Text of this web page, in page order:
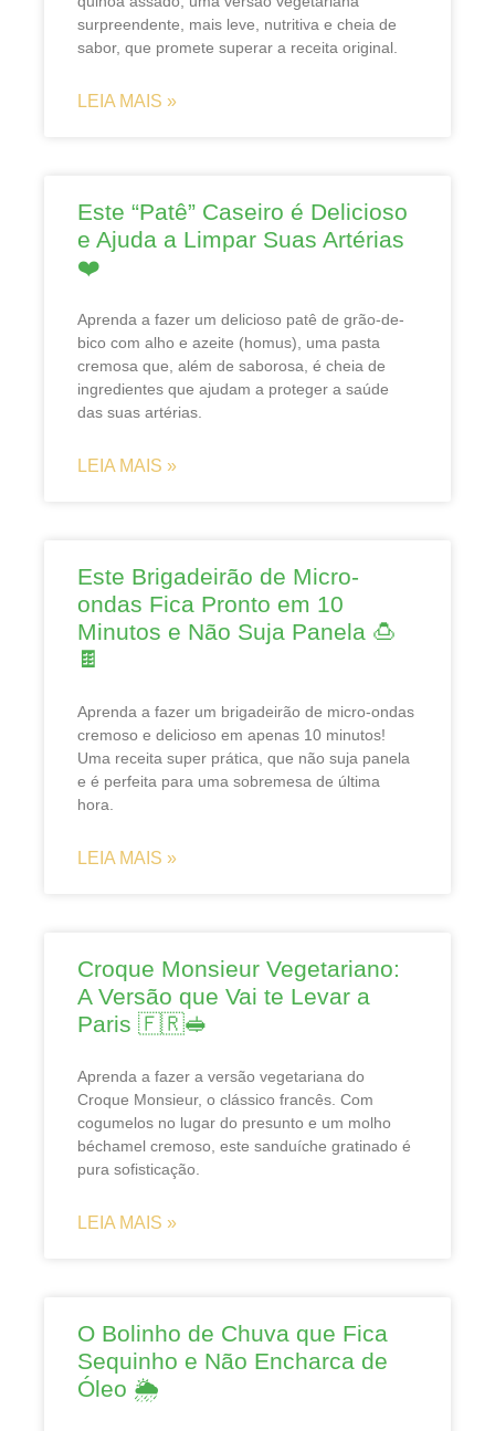
surpreendente, mais leve, nutritiva e cheia de
sabor, que promete superar a receita original.
LEIA MAIS »
Este “Patê” Caseiro é Delicioso
e Ajuda a Limpar Suas Artérias
❤️
Aprenda a fazer um delicioso patê de grão-de-
bico com alho e azeite (homus), uma pasta
cremosa que, além de saborosa, é cheia de
ingredientes que ajudam a proteger a saúde
das suas artérias.
LEIA MAIS »
Este Brigadeirão de Micro-
ondas Fica Pronto em 10
Minutos e Não Suja Panela 🍮
🍫
Aprenda a fazer um brigadeirão de micro-ondas
cremoso e delicioso em apenas 10 minutos!
Uma receita super prática, que não suja panela
e é perfeita para uma sobremesa de última
hora.
LEIA MAIS »
Croque Monsieur Vegetariano:
A Versão que Vai te Levar a
Paris 🇫🇷🥪
Aprenda a fazer a versão vegetariana do
Croque Monsieur, o clássico francês. Com
cogumelos no lugar do presunto e um molho
béchamel cremoso, este sanduíche gratinado é
pura sofisticação.
LEIA MAIS »
O Bolinho de Chuva que Fica
Sequinho e Não Encharca de
Óleo 🌦️